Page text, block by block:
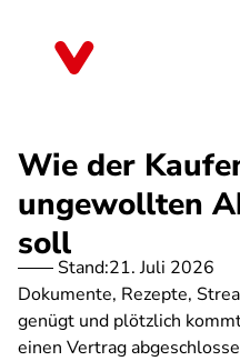
Wie der
ungewollten
soll
Stand:21. Juli 2026
Dokumente, Rezepte,
genügt und plötzlich
einen Vertrag